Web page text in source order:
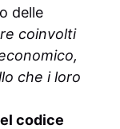
delle
coinvolti
che i loro
codice